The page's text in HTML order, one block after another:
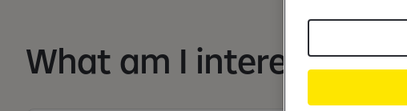
What am I interested in